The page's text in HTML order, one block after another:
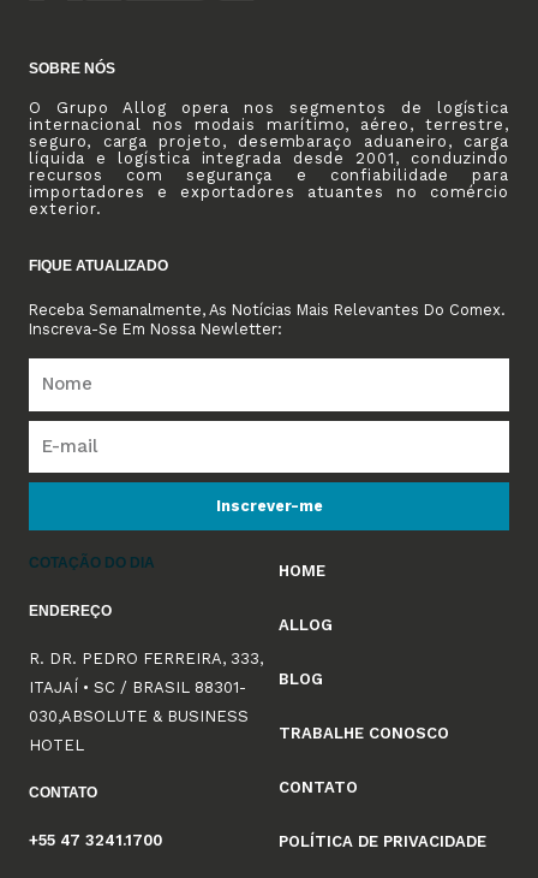
SOBRE NÓS
O Grupo Allog opera nos segmentos de logística
internacional nos modais marítimo, aéreo, terrestre,
seguro, carga projeto, desembaraço aduaneiro, carga
líquida e logística integrada desde 2001, conduzindo
recursos com segurança e confiabilidade para
importadores e exportadores atuantes no comércio
exterior.
FIQUE ATUALIZADO
Receba Semanalmente, As Notícias Mais Relevantes Do Comex.
Inscreva-Se Em Nossa Newletter:
Inscrever-me
COTAÇÃO DO DIA
ENDEREÇO
R. DR. PEDRO FERREIRA, 333,
ITAJAÍ • SC / BRASIL 88301-
030,ABSOLUTE & BUSINESS
HOTEL
CONTATO
+55 47 3241.1700
HOME
ALLOG
BLOG
TRABALHE CONOSCO
CONTATO
POLÍTICA DE PRIVACIDADE